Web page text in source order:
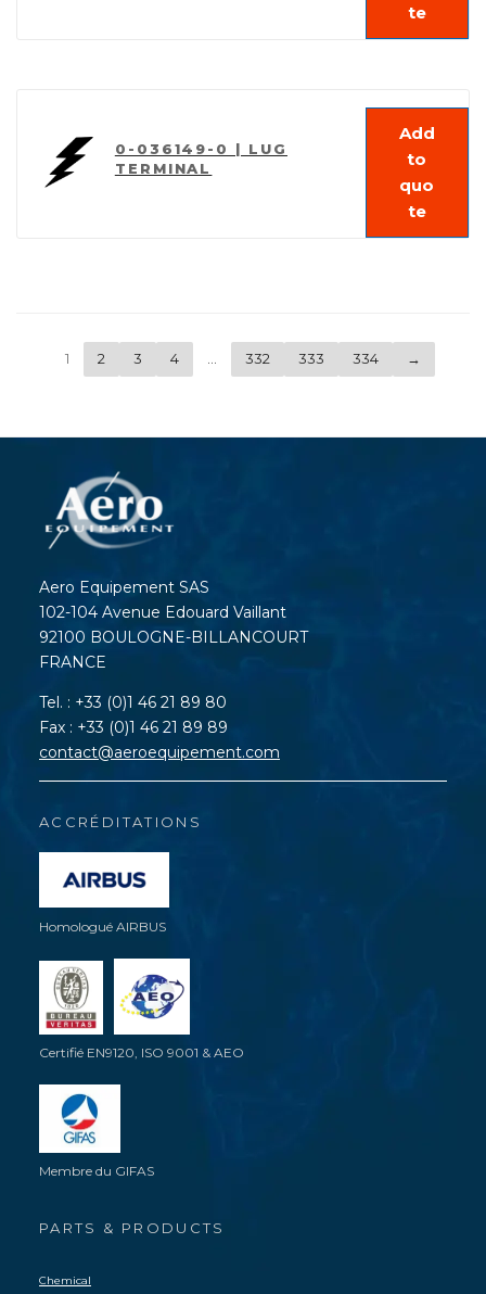
te
0-036149-0 | LUG
TERMINAL
Add
to
quo
te
1 2 3 4 332 333 334 →
Aero Equipement SAS
102-104 Avenue Edouard Vaillant
92100 BOULOGNE-BILLANCOURT
FRANCE
Tel. : +33 (0)1 46 21 89 80
Fax : +33 (0)1 46 21 89 89
contact@aeroequipement.com
ACCRÉDITATIONS
Homologué AIRBUS
Certifié EN9120, ISO 9001 & AEO
Membre du GIFAS
PARTS & PRODUCTS
Chemical